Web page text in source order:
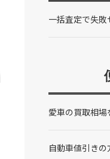
一括査定で失
愛車の買取相
自動車値引きの